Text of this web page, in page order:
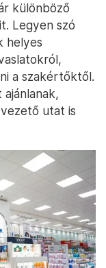
különböző
Legyen szó
helyes
a szakértőktől.
utat is